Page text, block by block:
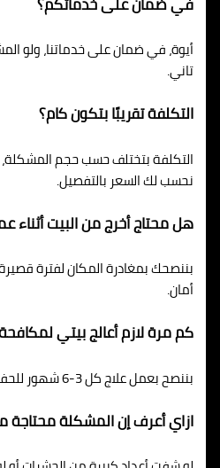
أيوة، في ضمان على خدماتنا، ولو
تاني.
التكلفة تقريبًا بتكون كام؟
التكلفة بتختلف حسب حجم
نحسب لك السعر بالتفصيل.
هل محتاج أخرج من البيت أثناء
بننصحك بمغادرة المكان لفترة
أمان.
كم مرة لازم أعالج بيتي
بننصح بعمل علاج كل 3-6 شهور للحفاظ على سلامة البيت.
ازاي أعرف إن المشكلة محتاجة